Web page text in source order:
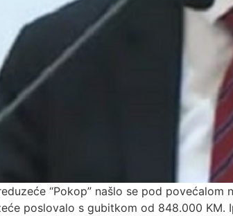
“Pokop” našlo se pod
poslovalo s gubitkom od 848.000